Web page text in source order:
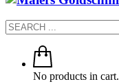
No products in cart.